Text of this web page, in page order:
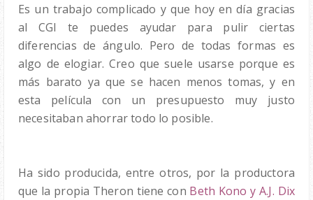
Es un trabajo complicado y que hoy en día gracias
al CGI te puedes ayudar para pulir ciertas
diferencias de ángulo. Pero de todas formas es
algo de elogiar. Creo que suele usarse porque es
más barato ya que se hacen menos tomas, y en
esta película con un presupuesto muy justo
necesitaban ahorrar todo lo posible.
Ha sido producida, entre otros, por la productora
que la propia Theron tiene con Beth Kono y A.J. Dix